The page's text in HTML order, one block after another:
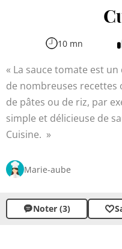
10 mn
La sauce tomate est
de nombreuses
de pâtes ou de riz, par
simple et délicieuse de
Cuisine.
Marie-aube
Noter (3)